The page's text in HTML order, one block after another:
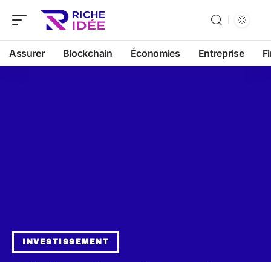
Assurer Blockchain Économies Entreprise
INVESTISSEMENT